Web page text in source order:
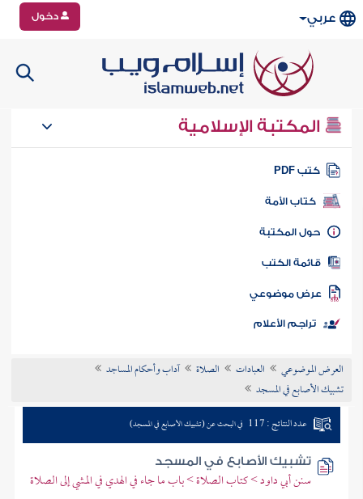
عربي دخول
المكتبة الإسلامية
كتب PDF
كتاب الأمة
المكتبة
الكتب
موضوعي
تراجم الأعلام
العرض الموضوعي العبادات الصلاة
آداب وأحكام المساجد
تشبيك الأصابع في المسجد
عدد النتائج : 117 في البحث عن (تشبيك الأصابع في المسجد)
تشبيك الأصابع في المسجد
سنن أبي داود > كتاب الصلاة > باب ما جاء في الهدي في المشي إلى الصلاة